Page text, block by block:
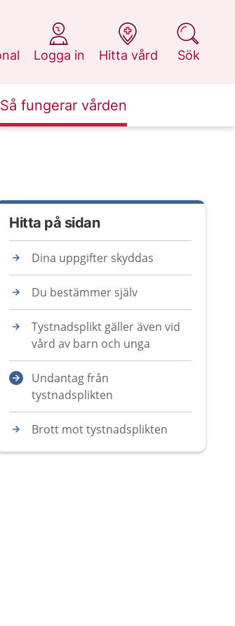
Logga in
på 1177.se
Hitta vård
på 1177.se
Sök
på 1177.se
Så fungerar vården
Hitta på sidan
Dina uppgifter skyddas
Du bestämmer själv
Tystnadsplikt gäller även vid
vård av barn och unga
Undantag från
tystnadsplikten
Brott mot tystnadsplikten